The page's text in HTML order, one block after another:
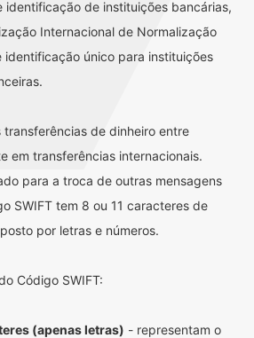
identificação de instituições bancárias,
Internacional de Normalização
identificação único para instituições
transferências de dinheiro entre
em transferências internacionais.
para a troca de outras mensagens
SWIFT tem 8 ou 11 caracteres de
por letras e números.
Código SWIFT:
(apenas letras) - representam o